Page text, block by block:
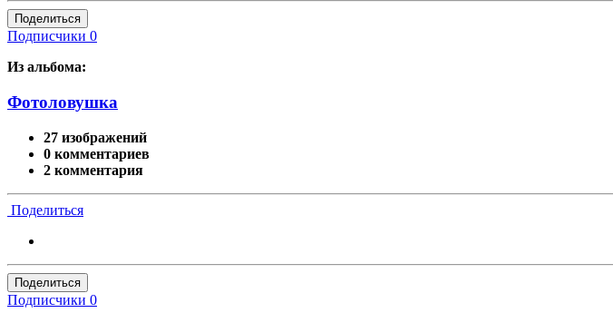
Поделиться
Подписчики 0
Из альбома:
Фотоловушка
27 изображений
0 комментариев
2 комментария
Поделиться
Поделиться
Подписчики 0